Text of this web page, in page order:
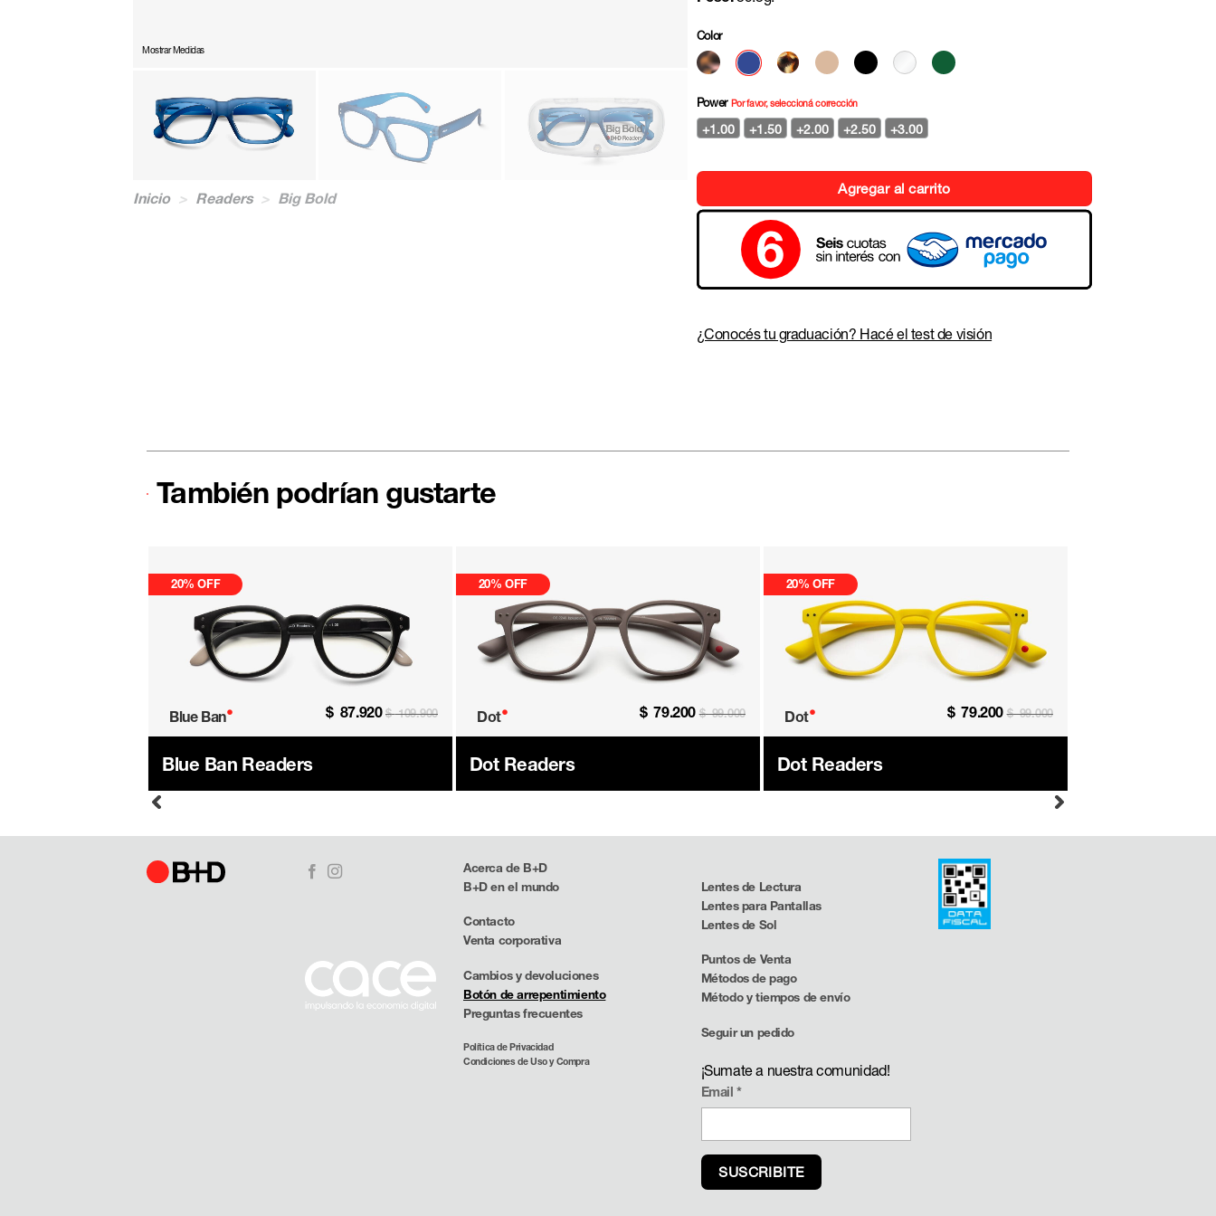
Mostrar Medidas
Inicio > Readers > Big Bold
Color
Power Por favor, seleccioná corrección
+1.00 +1.50 +2.00 +2.50 +3.00
Agregar al carrito
¿Conocés tu graduación? Hacé el test de visión
También podrían gustarte
20% OFF
Blue Ban• $ 87.920 $ 109.900
Blue Ban Readers
20% OFF
Dot• $ 79.200 $ 99.000
Dot Readers
20% OFF
Dot• $ 79.200 $ 99.000
Dot Readers
Acerca de B+D
B+D en el mundo
Contacto
Venta corporativa
Cambios y devoluciones
Botón de arrepentimiento
Preguntas frecuentes
Política de Privacidad
Condiciones de Uso y Compra
Lentes de Lectura
Lentes para Pantallas
Lentes de Sol
Puntos de Venta
Métodos de pago
Método y tiempos de envío
Seguir un pedido
¡Sumate a nuestra comunidad!
Email*